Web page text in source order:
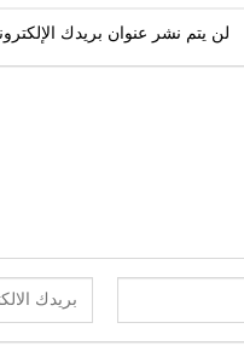
لن يتم نشر عنوان بريدك